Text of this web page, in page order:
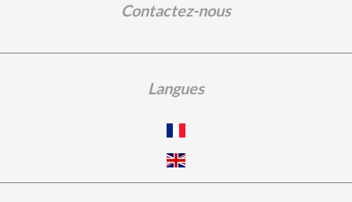
Contactez-nous
Langues